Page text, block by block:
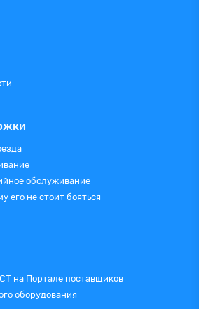
обслуживание
его не стоит бояться
на Портале поставщиков
оборудования